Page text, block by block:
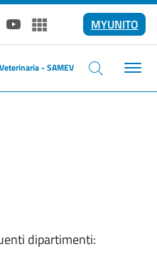
YouTubeAltri social
MYUNITO
- SAMEV
dipartimenti: